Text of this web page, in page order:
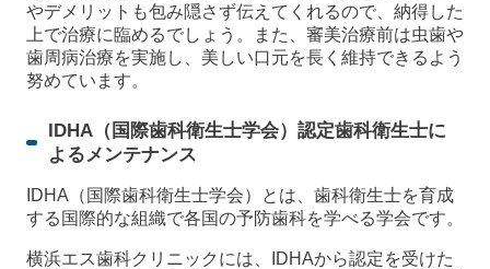
やデメリットも包み隠さず伝えてくれるので、納得した
上で治療に臨めるでしょう。また、審美治療前は虫歯や
歯周病治療を実施し、美しい口元を長く維持できるよう
努めています。
IDHA（国際歯科衛生士学会）認定歯科衛生士に
よるメンテナンス
IDHA（国際歯科衛生士学会）とは、歯科衛生士を育成
する国際的な組織で各国の予防歯科を学べる学会です。
横浜エス歯科クリニックには、IDHAから認定を受けた